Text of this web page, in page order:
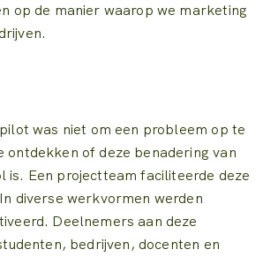
op de manier waarop we marketing
was niet om een probleem op te
ontdekken of deze benadering van
is. Een projectteam faciliteerde deze
diverse werkvormen werden
Deelnemers aan deze
bedrijven, docenten en